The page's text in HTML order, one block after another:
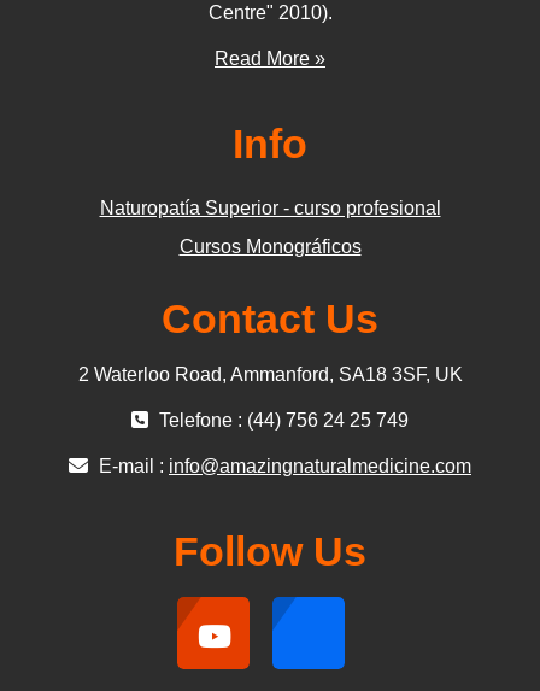
Centre" 2010).
Read More »
Info
Naturopatía Superior - curso profesional
Cursos Monográficos
Contact Us
2 Waterloo Road, Ammanford, SA18 3SF, UK
Telefone : (44) 756 24 25 749
E-mail : info@amazingnaturalmedicine.com
Follow Us